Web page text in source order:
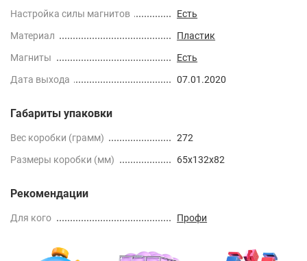
Настройка силы магнитов
Есть
Материал
Пластик
Магниты
Есть
Дата выхода
07.01.2020
Габариты упаковки
Вес коробки (грамм)
272
Размеры коробки (мм)
65x132x82
Рекомендации
Для кого Профи